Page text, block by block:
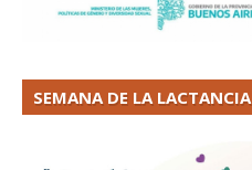
SEMANA DE LA LACTANCIA